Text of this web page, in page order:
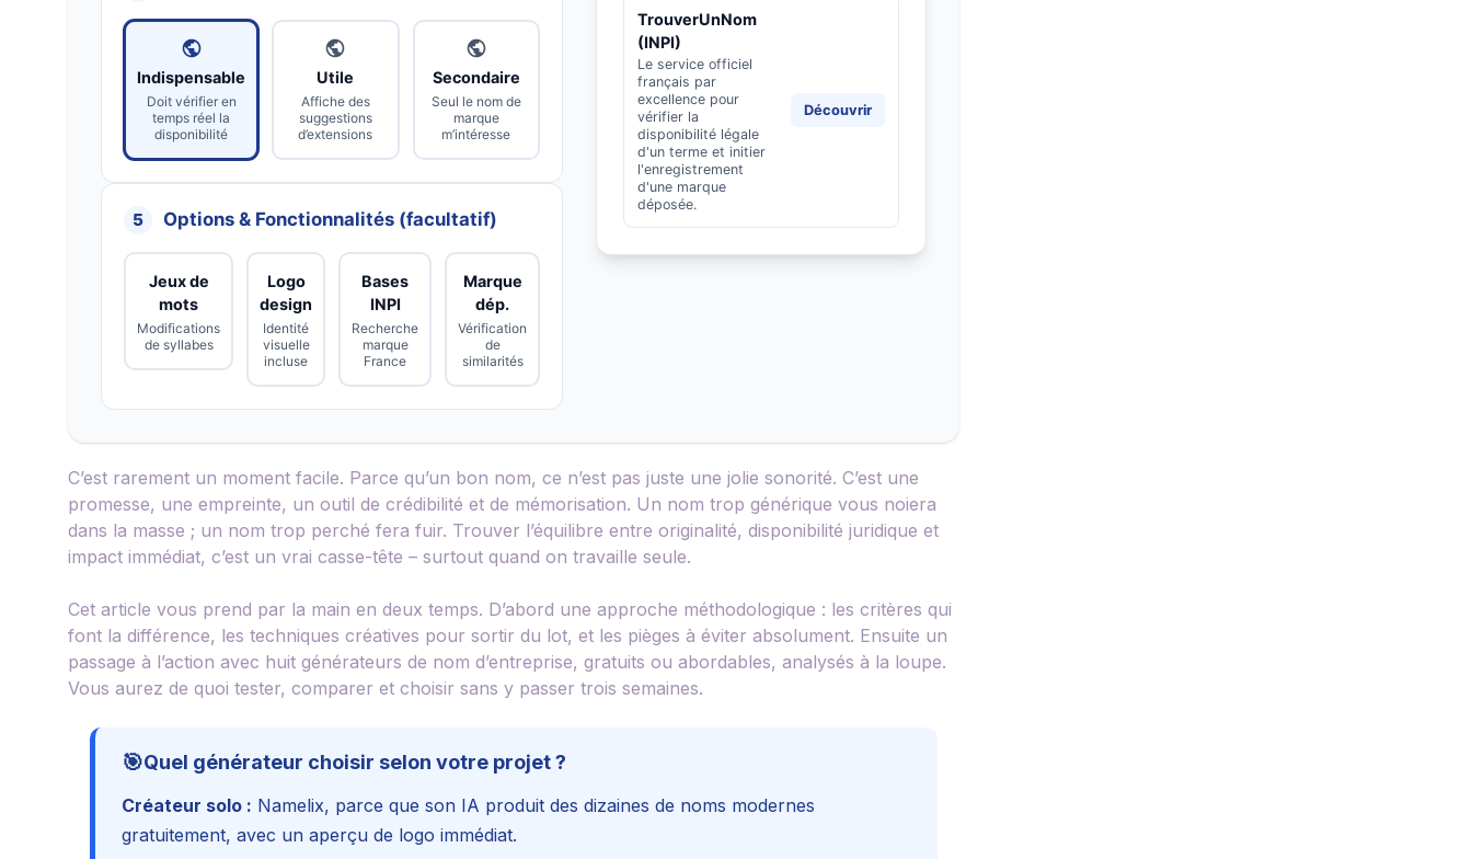
Indispensable
Doit vérifier en
temps réel la
disponibilité
Utile
Affiche des
suggestions
d’extensions
Secondaire
Seul le nom de
marque
m’intéresse
5 Options & Fonctionnalités (facultatif)
Jeux de
mots
Modifications
de syllabes
Logo
design
Identité
visuelle
incluse
Bases
INPI
Recherche
marque
France
Marque
dép.
Vérification
de
similarités
TrouverUnNom
(INPI)
Le service officiel
français par
excellence pour
vérifier la
disponibilité légale
d'un terme et initier
l'enregistrement
d'une marque
déposée.
Découvrir
C’est rarement un moment facile. Parce qu’un bon nom, ce n’est pas juste une jolie sonorité. C’est une
promesse, une empreinte, un outil de crédibilité et de mémorisation. Un nom trop générique vous noiera
dans la masse ; un nom trop perché fera fuir. Trouver l’équilibre entre originalité, disponibilité juridique et
impact immédiat, c’est un vrai casse-tête – surtout quand on travaille seule.
Cet article vous prend par la main en deux temps. D’abord une approche méthodologique : les critères qui
font la différence, les techniques créatives pour sortir du lot, et les pièges à éviter absolument. Ensuite un
passage à l’action avec huit générateurs de nom d’entreprise, gratuits ou abordables, analysés à la loupe.
Vous aurez de quoi tester, comparer et choisir sans y passer trois semaines.
🎯Quel générateur choisir selon votre projet ?
Créateur solo : Namelix, parce que son IA produit des dizaines de noms modernes
gratuitement, avec un aperçu de logo immédiat.